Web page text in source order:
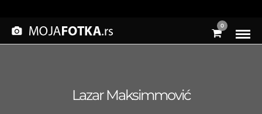
0
Lazar Maksimmović